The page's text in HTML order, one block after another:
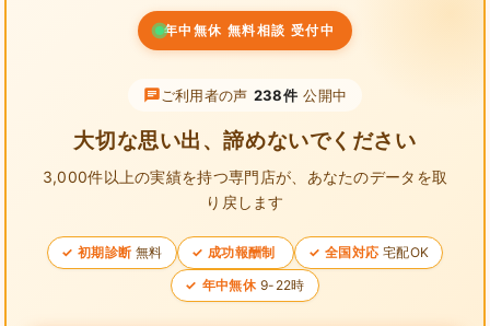
年中無休 無料相談 受付中
ご利用者の声 238件 公開中
大切な思い出、諦めないでください
3,000件以上の実績を持つ専門店が、 あなたのデータを取
り戻します
初期診断 無料 成功報酬制 全国対応 宅配OK
年中無休 9-22時